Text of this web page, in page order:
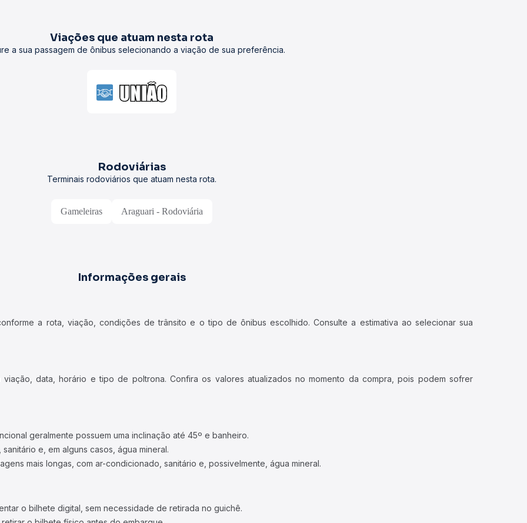
Viações que atuam nesta rota
a sua passagem de ônibus selecionando a viação de sua preferência.
Rodoviárias
Terminais rodoviários que atuam nesta rota.
Gameleiras Araguari - Rodoviária
Informações gerais
a rota, viação, condições de trânsito e o tipo de ônibus escolhido. Consulte a estimativa ao selecionar sua
data, horário e tipo de poltrona. Confira os valores atualizados no momento da compra, pois podem sofrer
geralmente possuem uma inclinação até 45º e banheiro.
e, em alguns casos, água mineral.
mais longas, com ar-condicionado, sanitário e, possivelmente, água mineral.
o bilhete digital, sem necessidade de retirada no guichê.